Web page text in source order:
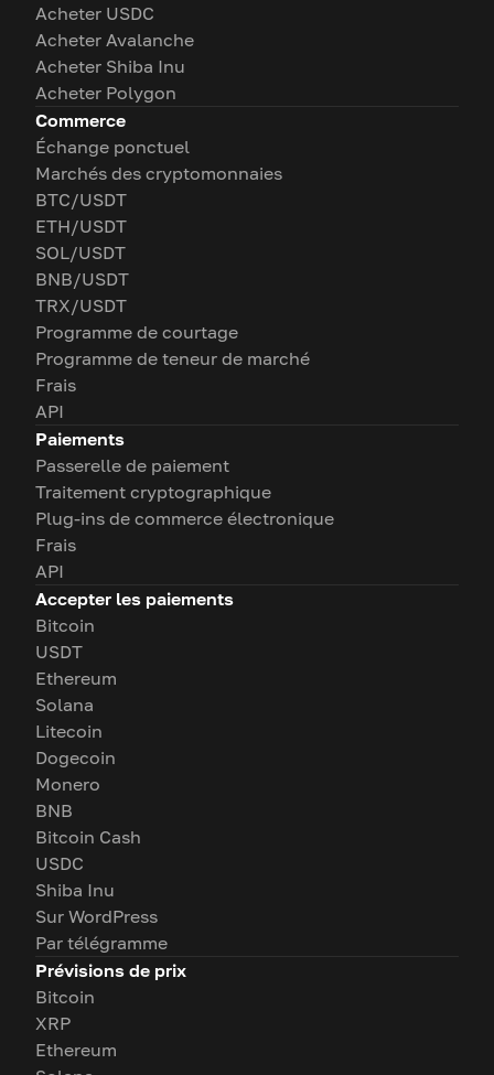
Acheter USDC
Acheter Avalanche
Acheter Shiba Inu
Acheter Polygon
Commerce
Échange ponctuel
Marchés des cryptomonnaies
BTC/USDT
ETH/USDT
SOL/USDT
BNB/USDT
TRX/USDT
Programme de courtage
Programme de teneur de marché
Frais
API
Paiements
Passerelle de paiement
Traitement cryptographique
Plug-ins de commerce électronique
Frais
API
Accepter les paiements
Bitcoin
USDT
Ethereum
Solana
Litecoin
Dogecoin
Monero
BNB
Bitcoin Cash
USDC
Shiba Inu
Sur WordPress
Par télégramme
Prévisions de prix
Bitcoin
XRP
Ethereum